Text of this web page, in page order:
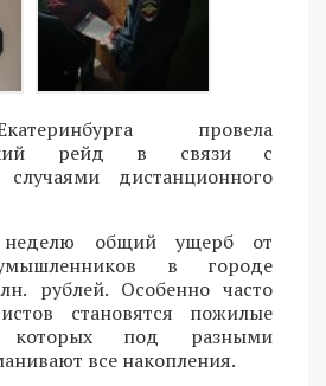
провела
рейд в связи с
дистанционного
общий ущерб от
в городе
рублей. Особенно часто
становятся пожилые
под разными
все накопления.